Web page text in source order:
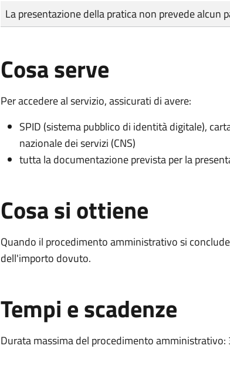
Tipo di pagamento
Importo
La presentazione della pratica non prevede alcun
Cosa serve
Per accedere al servizio, assicurati di avere:
SPID (sistema pubblico di identità digitale),
nazionale dei servizi (CNS)
tutta la documentazione prevista per la
Cosa si ottiene
Quando il procedimento amministrativo si
dell'importo dovuto.
Tempi e scadenze
Durata massima del procedimento amministrativo: